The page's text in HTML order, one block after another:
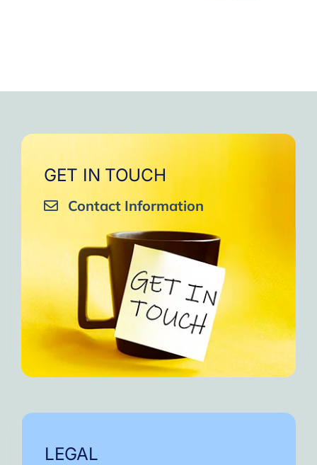
GET IN TOUCH
Contact Information
LEGAL